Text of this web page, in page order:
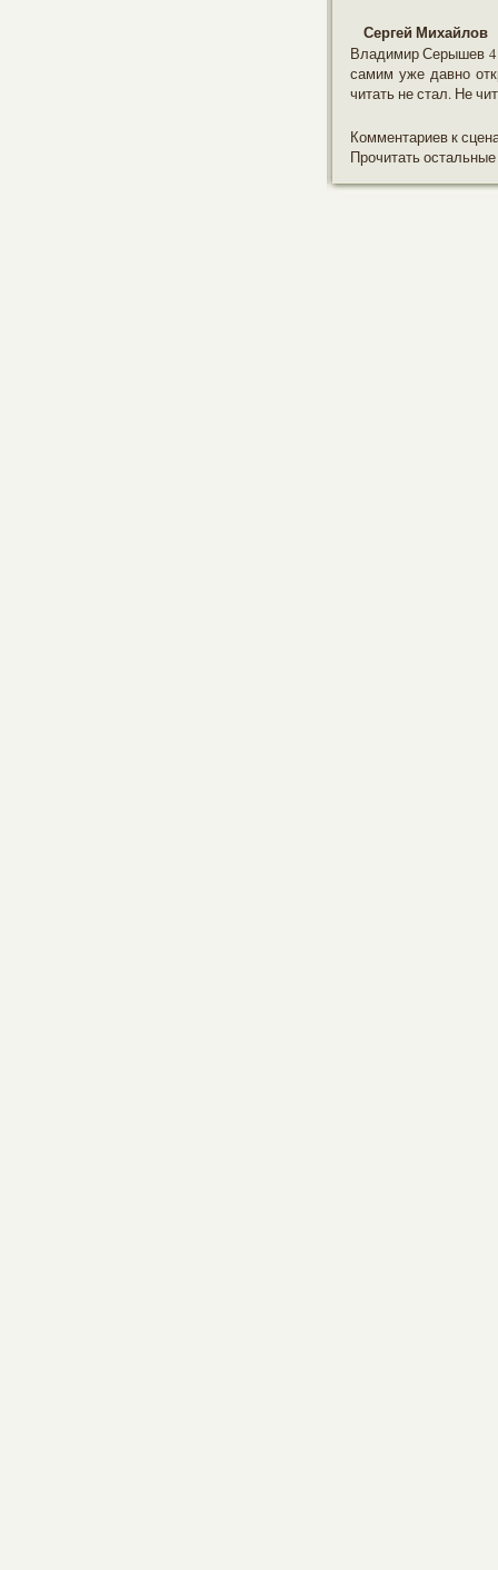
Сергей Михайлов
Владимир Серышев 4
самим уже давно
читать не стал. Не
Комментариев к
Прочитать